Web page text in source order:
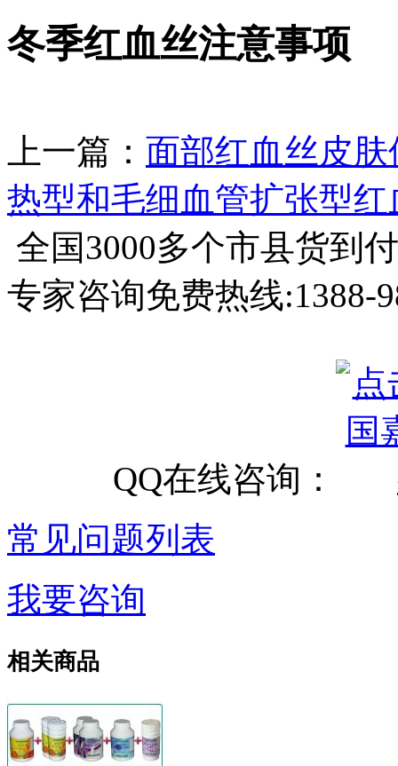
冬季红血丝注意事项
上一篇： 面部红血丝皮
热型和毛细血管扩张型红
全国3000多个市县货到
专家咨询免费热线:1388-
QQ在线咨询：
常见问题列表
我要咨询
相关商品